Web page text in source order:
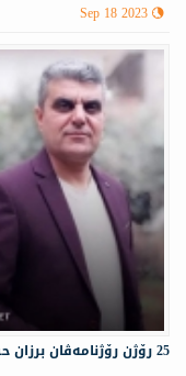
Sep 18 2023
25 رۆژن رۆژنامەڤان برزان حسێن وجنێد سەید مەجید گرتی نە